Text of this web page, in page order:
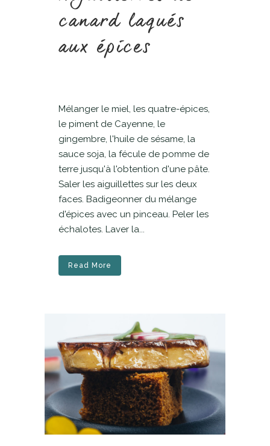
canard laqués
aux épices
Mélanger le miel, les quatre-épices,
le piment de Cayenne, le
gingembre, l'huile de sésame, la
sauce soja, la fécule de pomme de
terre jusqu'à l'obtention d'une pâte.
Saler les aiguillettes sur les deux
faces. Badigeonner du mélange
d'épices avec un pinceau. Peler les
échalotes. Laver la...
Read More